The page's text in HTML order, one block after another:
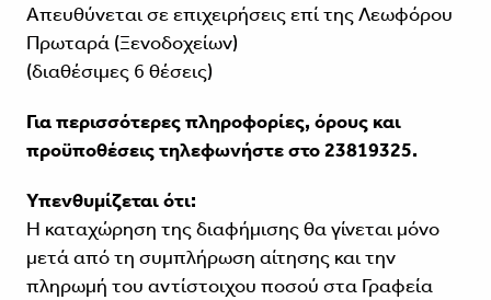
Απευθύνεται σε επιχειρήσεις επί της Λεωφόρου
Πρωταρά (Ξενοδοχείων)
(διαθέσιμες 6 θέσεις)
️Για περισσότερες πληροφορίες, όρους και
προϋποθέσεις τηλεφωνήστε στο 23819325.
Υπενθυμίζεται ότι:
Η καταχώρηση της διαφήμισης θα γίνεται μόνο
μετά από τη συμπλήρωση αίτησης και την
πληρωμή του αντίστοιχου ποσού στα Γραφεία